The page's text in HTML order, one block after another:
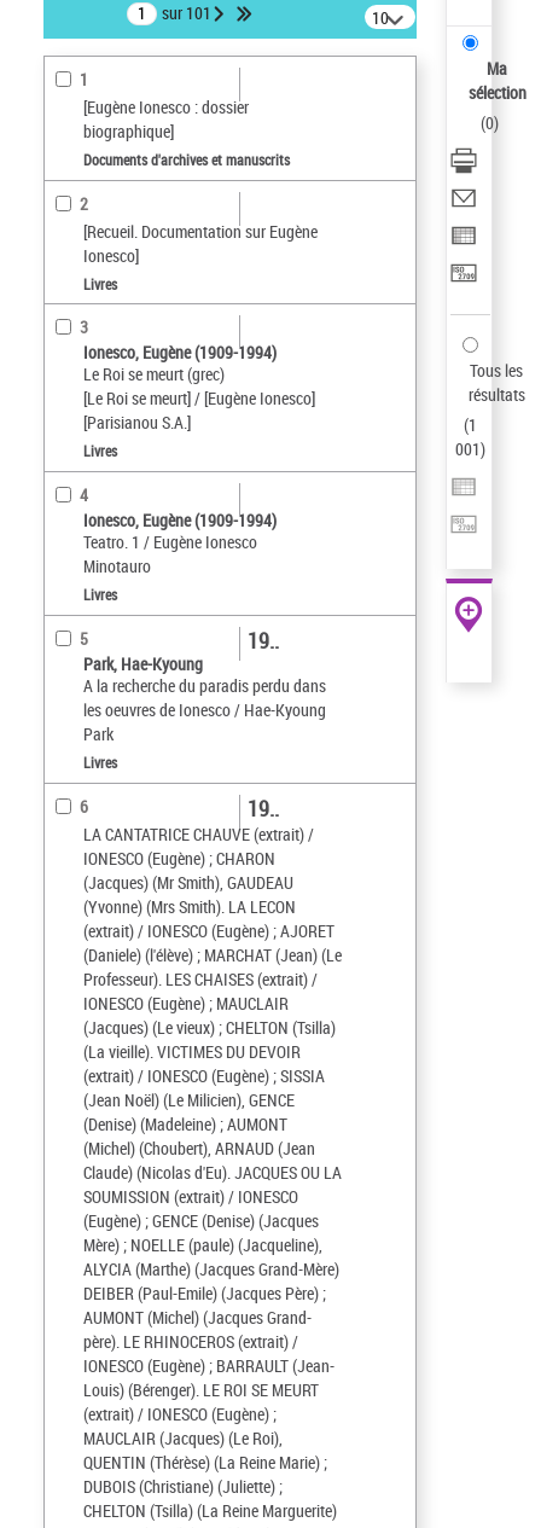
sur 101
10
résultats/page
1
[Eugène Ionesco : dossier
biographique]
Documents d'archives et manuscrits
2
[Recueil. Documentation sur Eugène
Ionesco]
Livres
3
Ionesco, Eugène (1909-1994)
Le Roi se meurt (grec)
[Le Roi se meurt] / [Eugène Ionesco]
[Parisianou S.A.]
Livres
4
Ionesco, Eugène (1909-1994)
Teatro. 1 / Eugène Ionesco
Minotauro
Livres
5
Park, Hae-Kyoung
A la recherche du paradis perdu dans
les oeuvres de Ionesco / Hae-Kyoung
Park
19..
Livres
6
LA CANTATRICE CHAUVE (extrait) /
IONESCO (Eugène) ; CHARON
(Jacques) (Mr Smith), GAUDEAU
(Yvonne) (Mrs Smith). LA LECON
(extrait) / IONESCO (Eugène) ; AJORET
(Daniele) (l'élève) ; MARCHAT (Jean) (Le
Professeur). LES CHAISES (extrait) /
IONESCO (Eugène) ; MAUCLAIR
(Jacques) (Le vieux) ; CHELTON (Tsilla)
(La vieille). VICTIMES DU DEVOIR
(extrait) / IONESCO (Eugène) ; SISSIA
(Jean Noël) (Le Milicien), GENCE
(Denise) (Madeleine) ; AUMONT
(Michel) (Choubert), ARNAUD (Jean
Claude) (Nicolas d'Eu). JACQUES OU LA
SOUMISSION (extrait) / IONESCO
(Eugène) ; GENCE (Denise) (Jacques
Mère) ; NOELLE (paule) (Jacqueline),
ALYCIA (Marthe) (Jacques Grand-Mère)
DEIBER (Paul-Emile) (Jacques Père) ;
AUMONT (Michel) (Jacques Grand-
père). LE RHINOCEROS (extrait) /
IONESCO (Eugène) ; BARRAULT (Jean-
Louis) (Bérenger). LE ROI SE MEURT
(extrait) / IONESCO (Eugène) ;
MAUCLAIR (Jacques) (Le Roi),
QUENTIN (Thérèse) (La Reine Marie) ;
DUBOIS (Christiane) (Juliette) ;
CHELTON (Tsilla) (La Reine Marguerite)
19..
Ma
sélection
(0)
Tous les
résultats
(1
001)